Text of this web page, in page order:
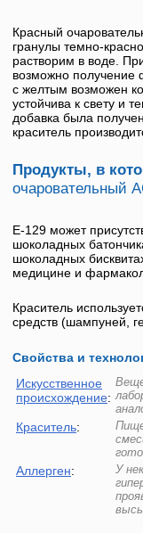
Красный
гранулы темно-
растворим в воде.
возможно получение
с желтым возможен
устойчива к свету и
добавка была
краситель
Продукты, в
очаровательный
E-129 может
шоколадных
шоколадных
медицине и
Краситель
средств (шампуней,
Свойства и
Искусственное
происхождение:
Краситель:
Аллерген:
У